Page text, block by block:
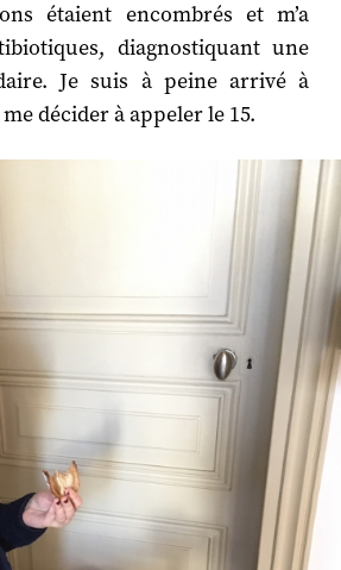
étaient encombrés et m’a
diagnostiquant une
Je suis à peine arrivé à
décider à appeler le 15.